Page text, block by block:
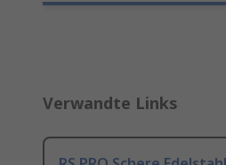
Verwandte Links